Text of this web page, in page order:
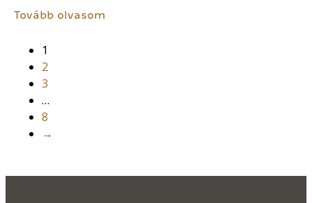
Tovább olvasom
1
2
3
…
8
→